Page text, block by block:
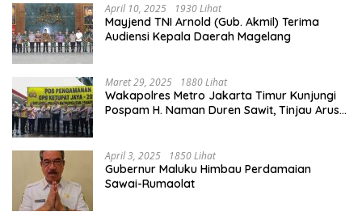
April 10, 2025 1930 Lihat
Mayjend TNI Arnold (Gub. Akmil) Terima
Audiensi Kepala Daerah Magelang
Maret 29, 2025 1880 Lihat
Wakapolres Metro Jakarta Timur Kunjungi
Pospam H. Naman Duren Sawit, Tinjau Arus
April 3, 2025 1850 Lihat
Gubernur Maluku Himbau Perdamaian
Sawai-Rumaolat